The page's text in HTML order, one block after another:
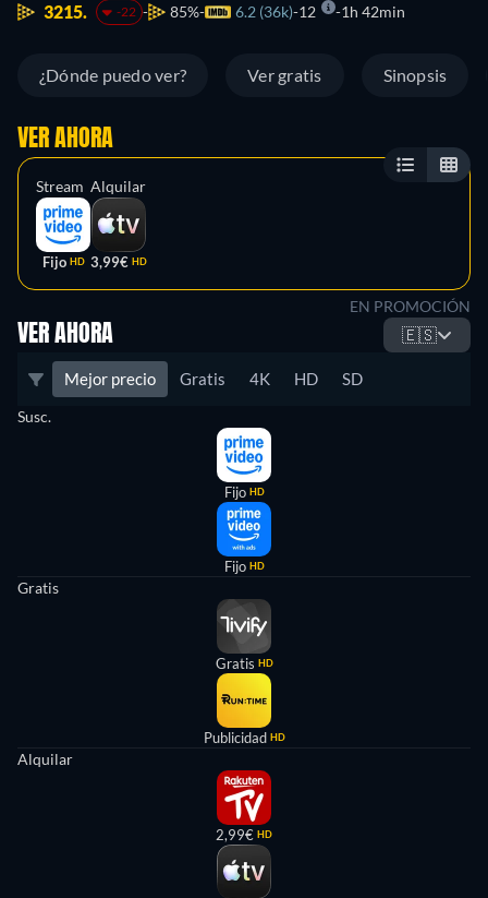
3215.
-22 85% 6.2 (36k) 12 1h 42min
¿Dónde puedo ver? Ver gratis Sinopsis
VER AHORA
Stream
Fijo HD
Alquilar
3,99€ HD
EN PROMOCIÓN
VER AHORA 🇪🇸
Mejor precio Gratis 4K HD SD
Susc.
Fijo HD
Fijo HD
Gratis
Gratis HD
Publicidad HD
Alquilar
2,99€ HD